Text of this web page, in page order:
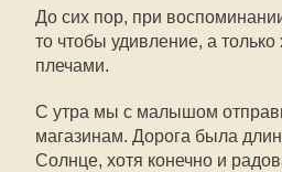
До сих пор, при
то чтобы удивление, а только
плечами.
С утра мы с малышом
магазинам. Дорога была
Солнце, хотя конечно и